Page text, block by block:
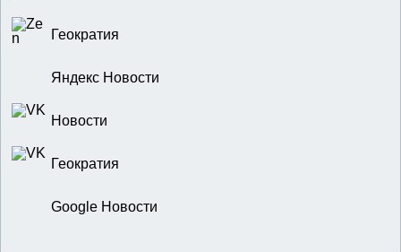
Геократия
Яндекс Новости
Новости
Геократия
Google Новости